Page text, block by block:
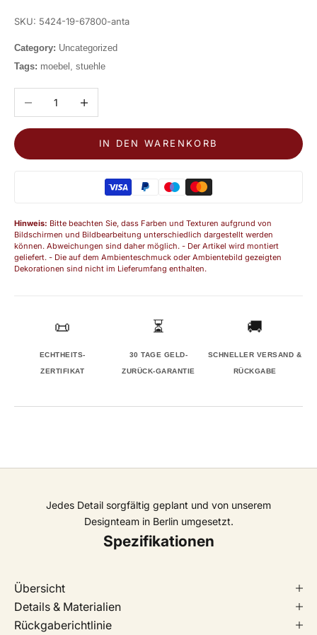
SKU: 5424-19-67800-anta
Category: Uncategorized
Tags: moebel, stuehle
Anzahl verringernAnzahl erhöhen
IN DEN WARENKORB
Hinweis: Bitte beachten Sie, dass Farben und Texturen aufgrund von
Bildschirmen und Bildbearbeitung unterschiedlich dargestellt werden
können. Abweichungen sind daher möglich. - Der Artikel wird montiert
geliefert. - Die auf dem Ambienteschmuck oder Ambientebild gezeigten
Dekorationen sind nicht im Lieferumfang enthalten.
📜
ECHTHEITS-
ZERTIFIKAT
⏳
30 TAGE GELD-
ZURÜCK-GARANTIE
🚚
SCHNELLER VERSAND &
RÜCKGABE
Jedes Detail sorgfältig geplant und von unserem
Designteam in Berlin umgesetzt.
Spezifikationen
Übersicht
Details & Materialien
Rückgaberichtlinie